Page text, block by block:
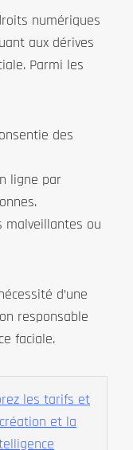
numériques
aux dérives
Parmi les
des
ligne par
malveillantes ou
d’une
responsable
faciale.
les tarifs et
et la